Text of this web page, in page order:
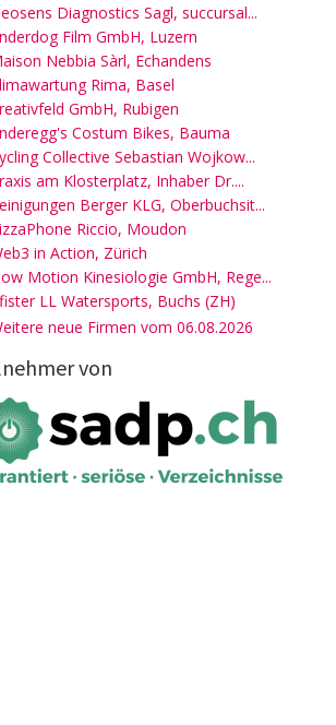
Diagnostics Sagl, succursal...
Film GmbH, Luzern
Nebbia Sàrl, Echandens
Rima, Basel
GmbH, Rubigen
Costum Bikes, Bauma
Collective Sebastian Wojkow...
am Klosterplatz, Inhaber Dr....
Berger KLG, Oberbuchsit...
Riccio, Moudon
in Action, Zürich
Motion Kinesiologie GmbH, Rege...
LL Watersports, Buchs (ZH)
neue Firmen vom 06.08.2026
von